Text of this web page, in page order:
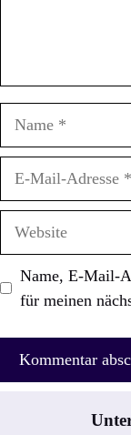
Adresse
Name, E-Mail-
für meinen